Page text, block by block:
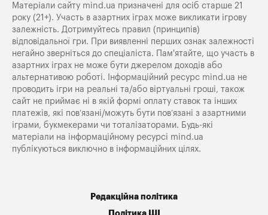
Матеріали сайту mind.ua призначені для осіб старше 21
року (21+). Участь в азартних іграх може викликати ігрову
залежність. Дотримуйтесь правил (принципів)
відповідальної гри. При виявленні перших ознак залежності
негайно зверніться до спеціаліста. Пам'ятайте, що участь в
азартних іграх не може бути джерелом доходів або
альтернативою роботі. Інформаційний ресурс mind.ua не
проводить ігри на реальні та/або віртуальні гроші, також
сайт не приймає ні в якій формі оплату ставок та інших
платежів, які пов’язані/можуть бути пов’язані з азартними
іграми, букмекерами чи тоталізаторами. Будь-які
матеріали на інформаційному ресурсі mind.ua
публікуються виключно в інформаційних цілях.
Редакційна політика